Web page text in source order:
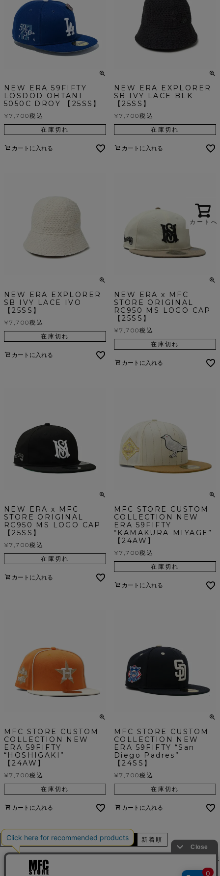
NEW ERA 59FIFTY
LOSDOD OHTANI
5050C DROY 【25SS】
¥7,700税込
在庫切れ
カートに入れる
NEW ERA EXPLORER
SB IVY LACE BLK
【25SS】
¥7,700税込
在庫切れ
カートに入れる
NEW ERA EXPLORER
SB IVY LACE IVO
【25SS】
¥7,700税込
在庫切れ
カートに入れる
NEW ERA x MFC
STORE ORIGINAL
RC950 MS LOGO CAP
【25SS】
¥7,700税込
在庫切れ
カートに入れる
NEW ERA x MFC
STORE ORIGINAL
RC950 MS LOGO CAP
【25SS】
¥7,700税込
在庫切れ
カートに入れる
MFC STORE CUSTOM
COLLECTION NEW
ERA 59FIFTY
“KAMAKURA-MIYAGE”
【24AW】
¥7,700税込
在庫切れ
カートに入れる
MFC STORE CUSTOM
COLLECTION NEW
ERA 59FIFTY
“HOSHIGAKI”
【24AW】
¥7,700税込
在庫切れ
カートに入れる
MFC STORE CUSTOM
COLLECTION NEW
ERA 59FIFTY “San
Diego Padres”
【24SS】
¥7,700税込
在庫切れ
カートに入れる
並び替え 価格が安い順 価格が高い順 新着順
件表示
… 7
カートへ